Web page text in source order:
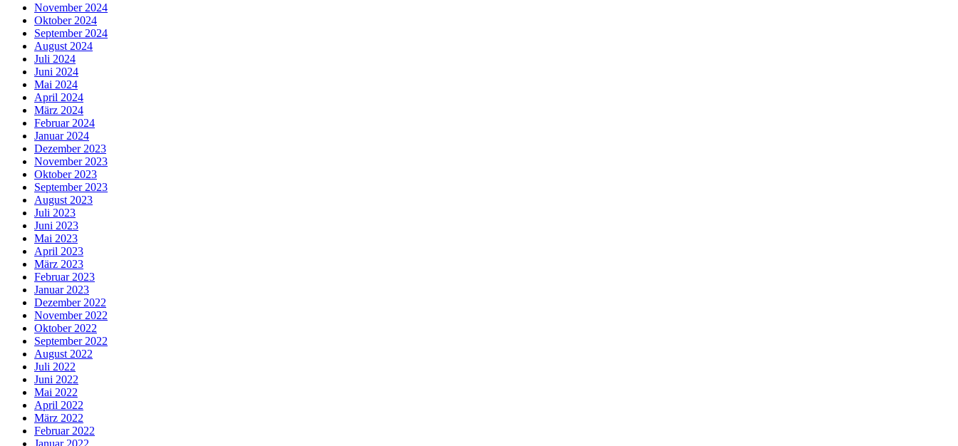
November 2024
Oktober 2024
September 2024
August 2024
Juli 2024
Juni 2024
Mai 2024
April 2024
März 2024
Februar 2024
Januar 2024
Dezember 2023
November 2023
Oktober 2023
September 2023
August 2023
Juli 2023
Juni 2023
Mai 2023
April 2023
März 2023
Februar 2023
Januar 2023
Dezember 2022
November 2022
Oktober 2022
September 2022
August 2022
Juli 2022
Juni 2022
Mai 2022
April 2022
März 2022
Februar 2022
Januar 2022